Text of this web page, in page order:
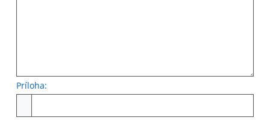
Príloha: